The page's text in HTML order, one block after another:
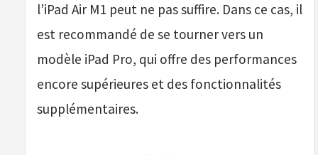
l’iPad Air M1 peut ne pas suffire. Dans ce cas, il
est recommandé de se tourner vers un
modèle iPad Pro, qui offre des performances
encore supérieures et des fonctionnalités
supplémentaires.